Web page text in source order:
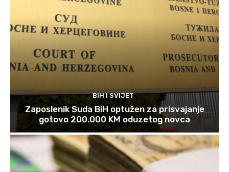
BIH I SVIJET
Zaposlenik Suda BiH optužen za prisvajanje
gotovo 200.000 KM oduzetog novca